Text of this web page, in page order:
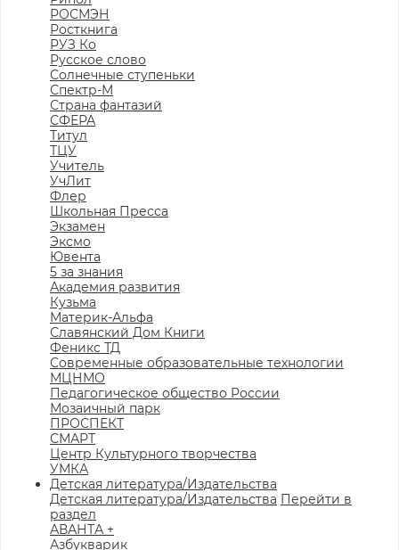
РОСМЭН
Росткнига
РУЗ Ко
Русское слово
Солнечные ступеньки
Спектр-М
Страна фантазий
СФЕРА
Титул
ТЦУ
Учитель
УчЛит
Флер
Школьная Пресса
Экзамен
Эксмо
Ювента
5 за знания
Академия развития
Кузьма
Материк-Альфа
Славянский Дом Книги
Феникс ТД
Современные образовательные технологии
МЦНМО
Педагогическое общество России
Мозаичный парк
ПРОСПЕКТ
СМАРТ
Центр Культурного творчества
УМКА
Детская литература/Издательства
Детская литература/Издательства Перейти в
раздел
АВАНТА +
Азбукварик